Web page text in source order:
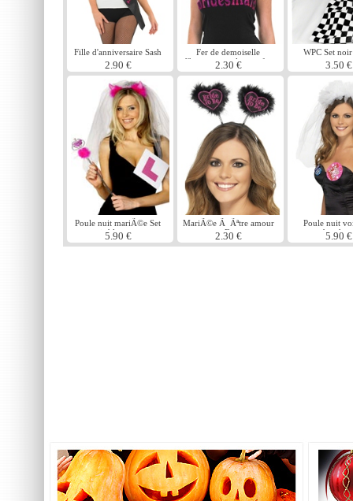
Fille d'anniversaire Sash
2.90 €
Fer de demoiselle
d'honneur sur le transfert
2.30 €
WPC Set
3.50 €
Poule nuit mariÃ©e Set
noir blanc rose
5.90 €
MariÃ©e Ã Ãªtre amour
coeur Boppers
2.30 €
Poule nuit
5.90 €